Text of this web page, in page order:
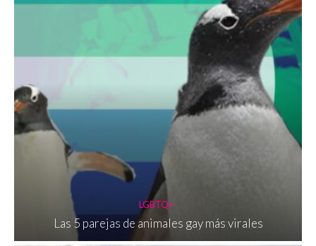
LGBTQ+
Las 5 parejas de animales gay más virales